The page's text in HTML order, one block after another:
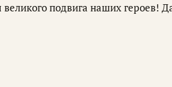
подвига наших героев!